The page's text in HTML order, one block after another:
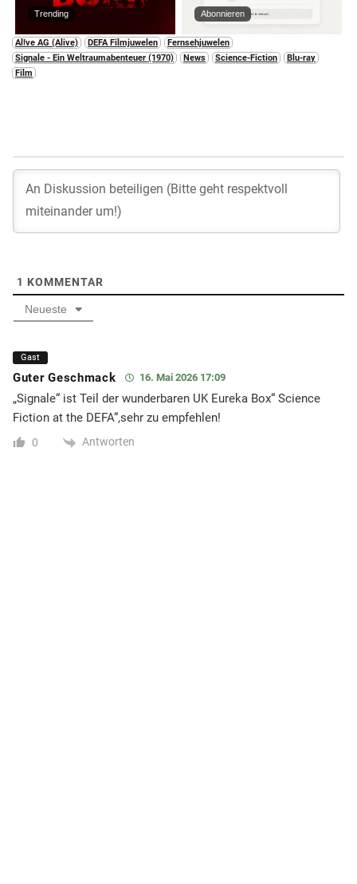
Trending Abonnieren
Al!ve AG (Alive) DEFA Filmjuwelen
Fernsehjuwelen
Signale - Ein Weltraumabenteuer (1970)
News Science-Fiction
Blu-ray
Film
1 KOMMENTAR
Neueste
Gast
Guter Geschmack 16. Mai 2026 17:09
„Signale“ ist Teil der wunderbaren UK Eureka Box“ Science
Fiction at the DEFA“,sehr zu empfehlen!
0 Antworten